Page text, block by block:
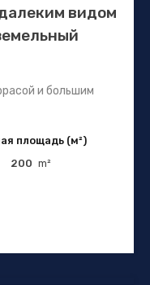
видом
и большим
площадь (м²)
200 m²